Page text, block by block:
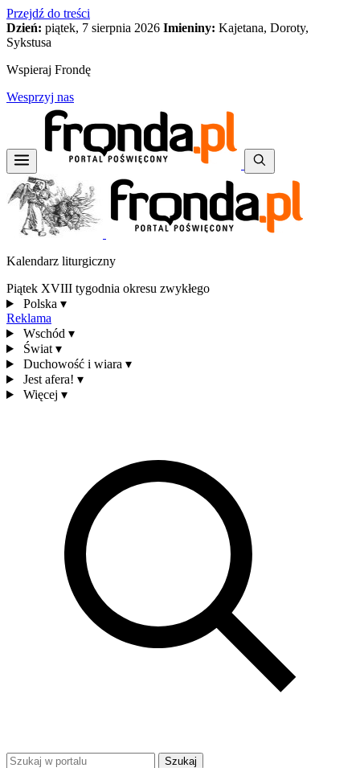
Przejdź do treści
Dzień: piątek, 7 sierpnia 2026 Imieniny: Kajetana, Doroty,
Sykstusa
Wspieraj Frondę
Wesprzyj nas
Kalendarz liturgiczny
Piątek XVIII tygodnia okresu zwykłego
Polska ▾
Reklama
Wschód ▾
Świat ▾
Duchowość i wiara ▾
Jest afera! ▾
Więcej ▾
Szukaj